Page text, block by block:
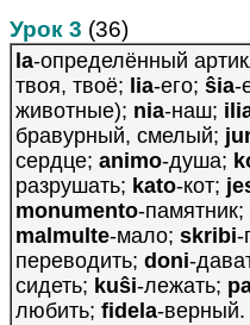
Урок 3 (36)
la-определённый
твоя, твоё; lia-его; ŝia-
животные); nia-наш;
бравурный, смелый;
сердце; animo-душа;
разрушать; kato-кот;
monumento-памятник;
malmulte-мало; skribi-
переводить; doni-
сидеть; kuŝi-лежать;
любить; fidela-верный.